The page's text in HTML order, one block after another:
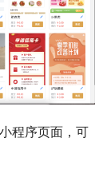
程序页面，可